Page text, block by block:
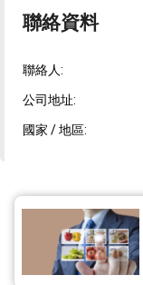
聯絡資料
聯絡人:
公司地址:
國家 / 地區: